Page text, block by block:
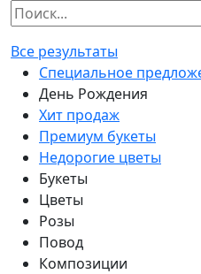
Все результаты
Специальное
День Рождения
Хит продаж
Премиум букеты
Недорогие цветы
Букеты
Цветы
Розы
Повод
Композиции